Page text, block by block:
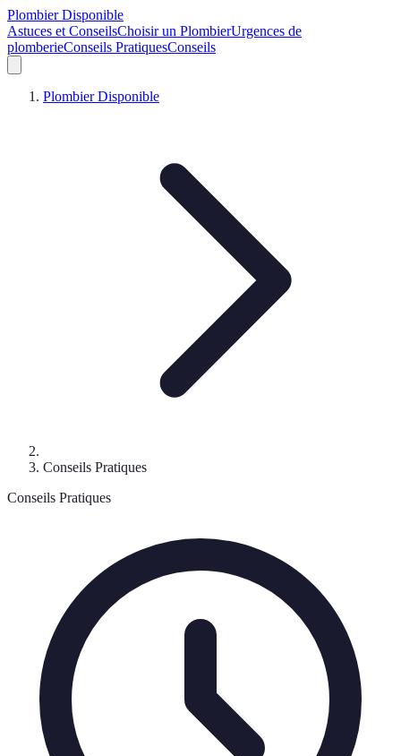
Plombier Disponible
Astuces et ConseilsChoisir un PlombierUrgences de
plomberieConseils PratiquesConseils
Plombier Disponible
Conseils Pratiques
Conseils Pratiques